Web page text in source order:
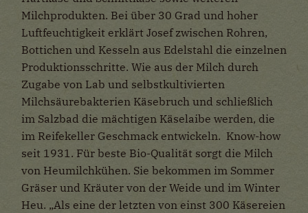
Milchprodukten. Bei über 30 Grad und hoher
Luftfeuchtigkeit erklärt Josef zwischen Rohren,
Bottichen und Kesseln aus Edelstahl die einzelnen
Produktionsschritte. Wie aus der Milch durch
Zugabe von Lab und selbstkultivierten
Milchsäurebakterien Käsebruch und schließlich
im Salzbad die mächtigen Käselaibe werden, die
im Reifekeller Geschmack entwickeln. Know-how
seit 1931. Für beste Bio-Qualität sorgt die Milch
von Heumilchkühen. Sie bekommen im Sommer
Gräser und Kräuter von der Weide und im Winter
Heu. „Als eine der letzten von einst 300 Käsereien